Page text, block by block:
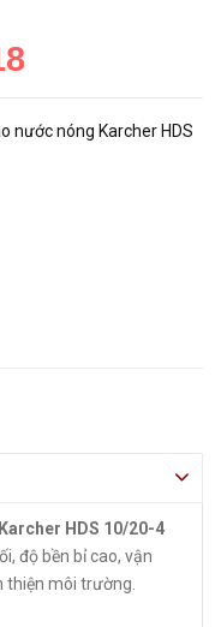
nước nóng Karcher HDS
HDS 10/20-4
độ bền bỉ cao, vận
thiện môi trường.